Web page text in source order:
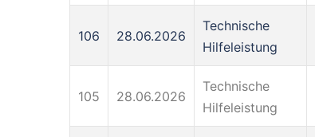
106 28.06.2026
Technische
Hilfeleistung
105 28.06.2026
Technische
Hilfeleistung